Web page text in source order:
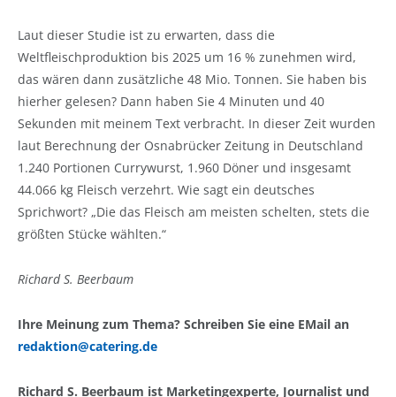
Laut dieser Studie ist zu erwarten, dass die
Weltfleischproduktion bis 2025 um 16 % zunehmen wird,
das wären dann zusätzliche 48 Mio. Tonnen. Sie haben bis
hierher gelesen? Dann haben Sie 4 Minuten und 40
Sekunden mit meinem Text verbracht. In dieser Zeit wurden
laut Berechnung der Osnabrücker Zeitung in Deutschland
1.240 Portionen Currywurst, 1.960 Döner und insgesamt
44.066 kg Fleisch verzehrt. Wie sagt ein deutsches
Sprichwort? „Die das Fleisch am meisten schelten, stets die
größten Stücke wählten.“
Richard S. Beerbaum
Ihre Meinung zum Thema? Schreiben Sie eine EMail an
redaktion@catering.de
Richard S. Beerbaum ist Marketingexperte, Journalist und